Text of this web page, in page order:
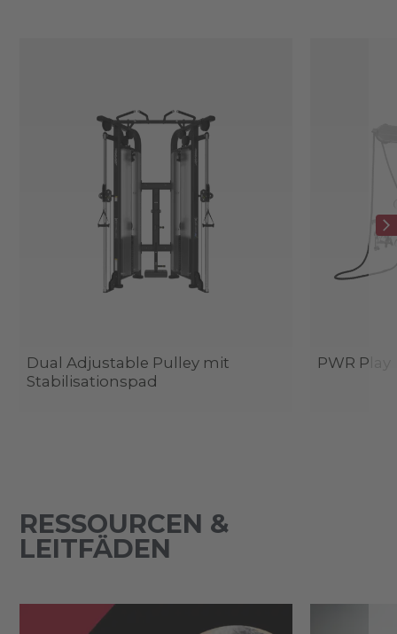
Dual Adjustable Pulley mit
Stabilisationspad
PWR Play
RESSOURCEN &
LEITFÄDEN